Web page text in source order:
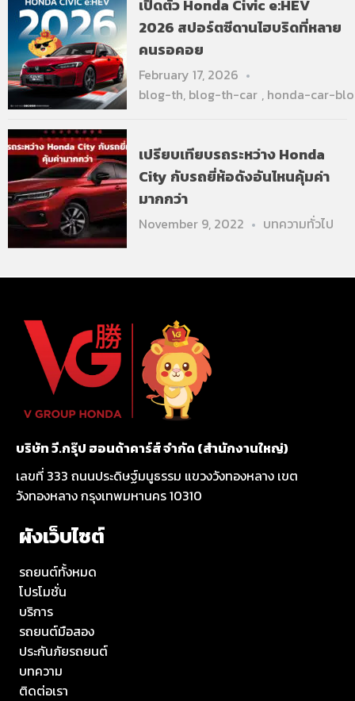
เปิดตัว Honda Civic e:HEV
2026 สปอร์ตซีดานไฮบริดที่หลาย
คนรอคอย
February 17, 2026
blog-th, blog-th-car , honda-car-
เปรียบเทียบรถระหว่าง Honda
City กับรถยี่ห้อดังอันไหนคุ้มค่า
มากกว่า
November 9, 2022 บทความทั่วไป
บริษัท วี.กรุ๊ป ฮอนด้าคาร์ส์ จำกัด (สำนักงานใหญ่)
เลขที่ 333 ถนนประดิษฐ์มนูธรรม แขวงวังทองหลาง เขต
วังทองหลาง กรุงเทพมหานคร 10310
ผังเว็บไซต์
รถยนต์ทั้งหมด
โปรโมชั่น
บริการ
รถยนต์มือสอง
ประกันภัยรถยนต์
บทความ
ติดต่อเรา